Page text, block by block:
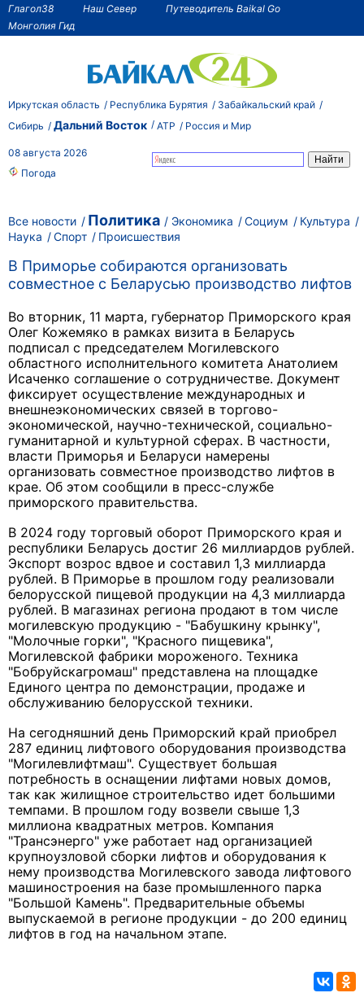
Глагол38 Наш Север
Путеводитель Baikal Go
Монголия Гид
Иркутская область Республика Бурятия
Забайкальский край
Сибирь
Дальний Восток АТР Россия и Мир
08 августа 2026
Погода
Все новости Политика Экономика Социум
Культура
Наука
Спорт Происшествия
В Приморье собираются организовать
совместное с Беларусью производство лифтов
Во вторник, 11 марта, губернатор Приморского края
Олег Кожемяко в рамках визита в Беларусь
подписал с председателем Могилевского
областного исполнительного комитета Анатолием
Исаченко соглашение о сотрудничестве. Документ
фиксирует осуществление международных и
внешнеэкономических связей в торгово-
экономической, научно-технической, социально-
гуманитарной и культурной сферах. В частности,
власти Приморья и Беларуси намерены
организовать совместное производство лифтов в
крае. Об этом сообщили в пресс-службе
приморского правительства.
В 2024 году торговый оборот Приморского края и
республики Беларусь достиг 26 миллиардов рублей.
Экспорт возрос вдвое и составил 1,3 миллиарда
рублей. В Приморье в прошлом году реализовали
белорусской пищевой продукции на 4,3 миллиарда
рублей. В магазинах региона продают в том числе
могилевскую продукцию - "Бабушкину крынку",
"Молочные горки", "Красного пищевика",
Могилевской фабрики мороженого. Техника
"Бобруйскагромаш" представлена на площадке
Единого центра по демонстрации, продаже и
обслуживанию белорусской техники.
На сегодняшний день Приморский край приобрел
287 единиц лифтового оборудования производства
"Могилевлифтмаш". Существует большая
потребность в оснащении лифтами новых домов,
так как жилищное строительство идет большими
темпами. В прошлом году возвели свыше 1,3
миллиона квадратных метров. Компания
"Трансэнерго" уже работает над организацией
крупноузловой сборки лифтов и оборудования к
нему производства Могилевского завода лифтового
машиностроения на базе промышленного парка
"Большой Камень". Предварительные объемы
выпускаемой в регионе продукции - до 200 единиц
лифтов в год на начальном этапе.